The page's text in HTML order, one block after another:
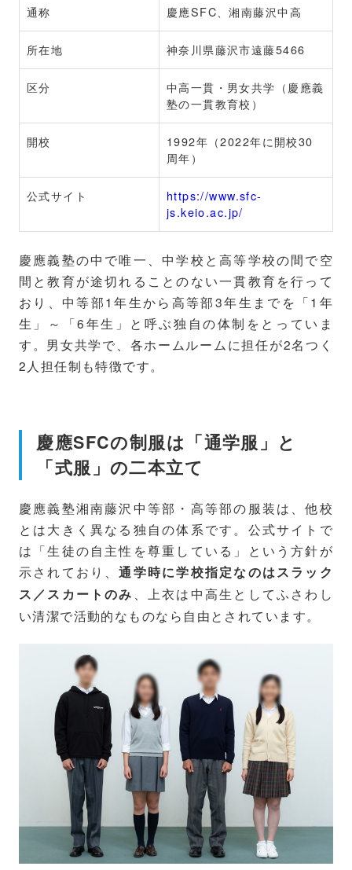
通称 慶應SFC、湘南藤沢中高
所在地 神奈川県藤沢市遠藤5466
区分
中高一貫・男女共学（慶應義
塾の一貫教育校）
開校
1992年（2022年に開校30
周年）
公式サイト
https://www.sfc-
js.keio.ac.jp/
慶應義塾の中で唯一、中学校と高等学校の間で空
間と教育が途切れることのない一貫教育を行って
おり、中等部1年生から高等部3年生までを「1年
生」～「6年生」と呼ぶ独自の体制をとっていま
す。男女共学で、各ホームルームに担任が2名つく
2人担任制も特徴です。
慶應SFCの制服は「通学服」と
「式服」の二本立て
慶應義塾湘南藤沢中等部・高等部の服装は、他校
とは大きく異なる独自の体系です。公式サイトで
は「生徒の自主性を尊重している」という方針が
示されており、通学時に学校指定なのはスラック
ス／スカートのみ
、上衣は中高生としてふさわし
い清潔で活動的なものなら自由とされています。